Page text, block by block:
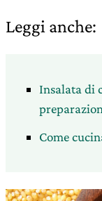
Leggi anche:
Insalata di
Come